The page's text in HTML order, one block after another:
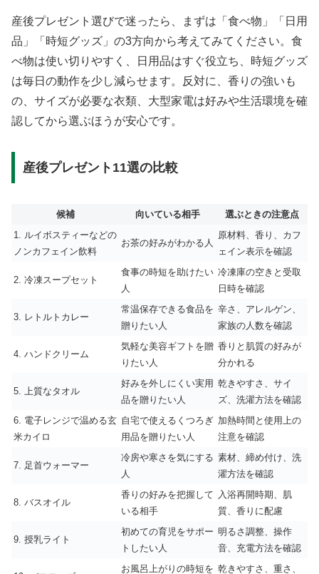
産後プレゼント選びで迷ったら、まずは「食べ物」「日用
品」「時短グッズ」の3方向から考えてみてください。食
べ物は使い切りやすく、日用品はすぐ役立ち、時短グッズ
は毎日の動作を少し減らせます。反対に、香りの強いも
の、サイズが必要な衣類、大型家電は好みや生活環境を確
認してから選ぶほうが安心です。
産後プレゼント11選の比較
候補 向いている相手
選ぶときの注意点
1. ルイボスティーなどの
ノンカフェイン飲料
お茶の好みがわかる人
原材料、香り、カフ
ェイン表示を確認
2. 冷凍スープセット
食事の時短を助けたい
人
冷凍庫の空きと受取
日時を確認
3. レトルトカレー
常温保存できる食品を
贈りたい人
辛さ、アレルゲン、
家族の人数を確認
4. ハンドクリーム
気軽な美容ギフトを贈
りたい人
香りと肌質の好みが
分かれる
5. 上質なタオル
好みを外しにくい実用
品を贈りたい人
乾きやすさ、サイ
ズ、洗濯方法を確認
6. 電子レンジで温める玄
米カイロ
自宅で使えるくつろぎ
用品を贈りたい人
加熱時間と使用上の
注意を確認
7. 足首ウォーマー
冷房や寒さを気にする
人
素材、締め付け、洗
濯方法を確認
8. バスオイル
香りの好みを把握して
いる相手
入浴再開時期、肌
質、香りに配慮
9. 授乳ライト
初めての育児をサポー
トしたい人
明るさ調整、操作
音、充電方法を確認
お風呂上がりの時短を 乾きやすさ、重さ、